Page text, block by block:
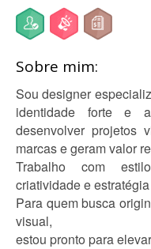
Sobre mim:
Sou designer
identidade forte e
desenvolver projetos
marcas e geram valor
Trabalho com
criatividade e
Para quem busca
visual,
estou pronto para